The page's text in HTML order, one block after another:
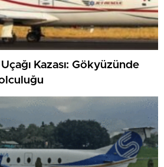
Kazası: Gökyüzünde